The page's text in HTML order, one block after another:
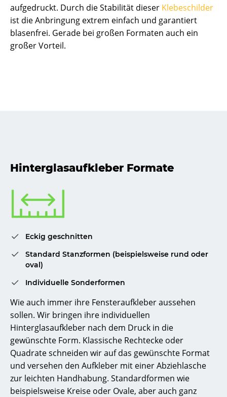
aufgedruckt. Durch die Stabilität dieser Klebeschilder
ist die Anbringung extrem einfach und garantiert
blasenfrei. Gerade bei großen Formaten auch ein
großer Vorteil.
Hinterglasaufkleber Formate
Eckig geschnitten
Standard Stanzformen (beispielsweise rund oder
oval)
Individuelle Sonderformen
Wie auch immer ihre Fensteraufkleber aussehen
sollen. Wir bringen ihre individuellen
Hinterglasaufkleber nach dem Druck in die
gewünschte Form. Klassische Rechtecke oder
Quadrate schneiden wir auf das gewünschte Format
und versehen den Aufkleber mit einer Abziehlasche
zur leichten Handhabung. Standardformen wie
beispielsweise Kreise oder Ovale, aber auch ganz